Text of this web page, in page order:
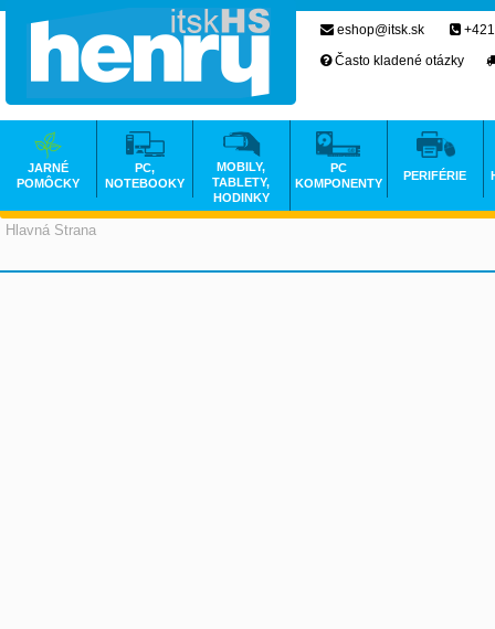
Hlavná Strana
eshop@itsk.sk
Často kladené otázky
JARNÉ
POMÔCKY
PC,
NOTEBOOKY
MOBILY,
TABLETY,
HODINKY
PC
KOMPONENTY
PERIFÉRIE